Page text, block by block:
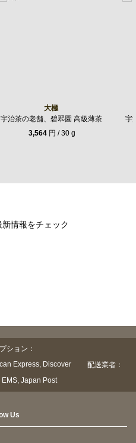
大極
宇治茶の老舗、碧翆園 高級薄茶
3,564円 / 30 g
宇
情報をチェック
ション：
配送業者：
Us